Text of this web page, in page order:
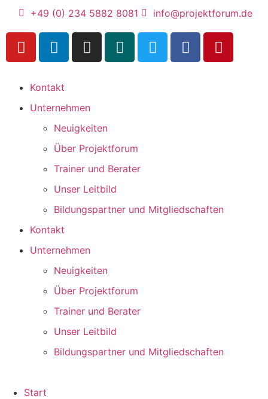
+49 (0) 234 5882 8081 info@projektforum.de
Kontakt
Unternehmen
Neuigkeiten
Über Projektforum
Trainer und Berater
Unser Leitbild
Bildungspartner und Mitgliedschaften
Kontakt
Unternehmen
Neuigkeiten
Über Projektforum
Trainer und Berater
Unser Leitbild
Bildungspartner und Mitgliedschaften
Start